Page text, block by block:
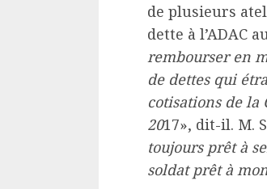
de plusieurs
dette à l’ADAC
rembourser en
de dettes qui
cotisations de la
2017», dit-il. M.
toujours prêt à
soldat prêt à